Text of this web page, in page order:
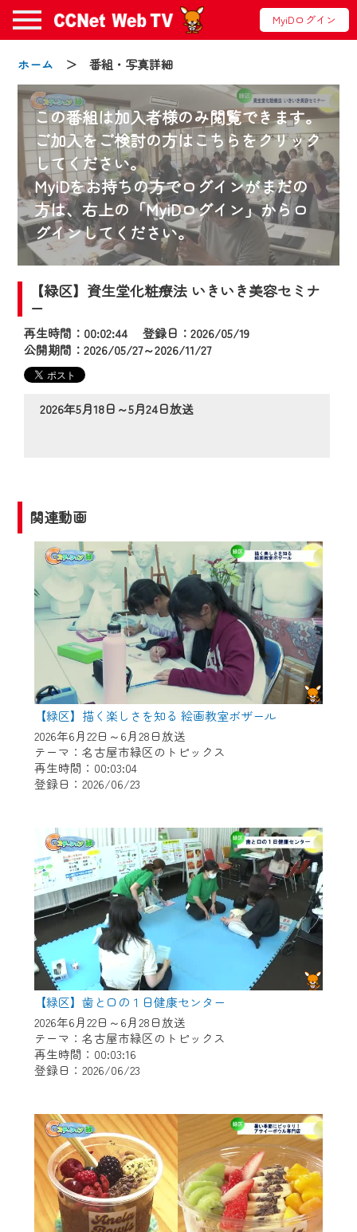
MyiDログイン
ホーム ＞ 番組・写真詳細
この番組は加入者様のみ閲覧できます。
ご加入をご検討の方はこちらをクリック
してください。
MyiDをお持ちの方でログインがまだの
方は、右上の「MyiDログイン」からロ
グインしてください。
【緑区】資生堂化粧療法 いきいき美容セミナ
ー
再生時間：00:02:44 登録日：2026/05/19
公開期間：2026/05/27～2026/11/27
2026年5月18日～5月24日放送
関連動画
【緑区】描く楽しさを知る 絵画教室ボザール
2026年6月22日～6月28日放送
テーマ：名古屋市緑区のトピックス
再生時間：00:03:04
登録日：2026/06/23
【緑区】歯と口の１日健康センター
2026年6月22日～6月28日放送
テーマ：名古屋市緑区のトピックス
再生時間：00:03:16
登録日：2026/06/23
お知らせ
2024/09/02
動画配信サービス『CCNet Web TV』は2024
年9月24日からリニューアルします！
【変更点】
◆デザイン変更により、お住まいの地域
の動画コンテンツが一目瞭然。
◆当社アプリやＰＣブラウザから、いつ
でも・どこでも・外出先でも！
2024年9月24日からはご加入者様へのサー
ビス向上のため、
『CCNet Web TV』を利用いただくには、
一部コンテンツを除き、
CCNetサービスへの加入と『CCNetマイ
ページ※』へのログインが必要となりま
す。
何卒、ご理解ご了承の程よろしくお願い
いたします。
※マイページへのログインには、MyIDが必
要となります。
※MyIDとは、CCNet Web TVを含むCCNetの
各種サービスをご利用頂くためのIDです。
（GmailやYahooなどのフリーメールアドレ
スでも作成可能です）
※マイページへのログイン・MyIDの新規登
録はこちらから
※CCNetアプリをご利用中の方は引き続き
ご視聴いただけます。
＜メンテナンス情報＞
CCNetWebTVのリニューアルにともないメ
ンテナンス作業を予定しています。
日時 9/24 9:30～16:30
作業の間は、CCNetWebTVの画面が「メン
テナンス中」になり、ご利用いただけませ
ん。
ご不便をおかけいたしますが、ご了承の程
よろしくお願いいたします。